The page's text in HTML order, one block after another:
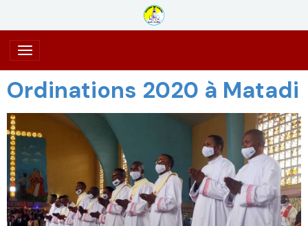
Ordinations 2020 à Matadi